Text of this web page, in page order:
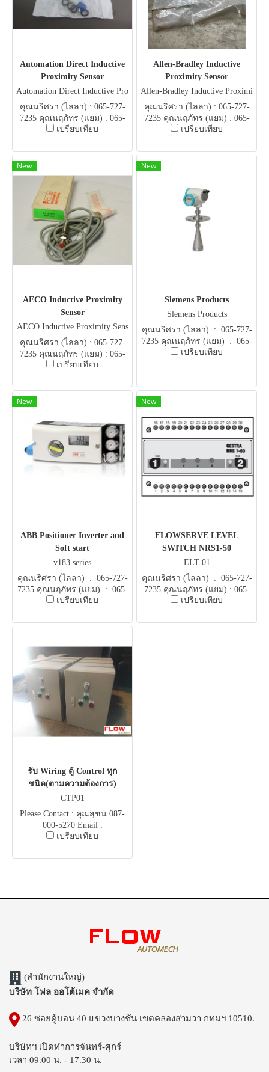
Automation Direct Inductive
Proximity Sensor
Automation Direct Inductive Pro
ximity Sensor
คุณนริศรา (ไลลา) : 065-727-
7235 คุณนฤภัทร (แยม) : 065-
051-5951 E-mail .
เปรียบเทียบ
Allen-Bradley Inductive
Proximity Sensor
Allen-Bradley Inductive Proximi
ty Sensor
คุณนริศรา (ไลลา) : 065-727-
7235 คุณนฤภัทร (แยม) : 065-
051-5951 E-mail .
เปรียบเทียบ
New
AECO Inductive Proximity
Sensor
AECO Inductive Proximity Sens
คุณนริศรา (ไลลา) : 065-727-
7235 คุณนฤภัทร (แยม) : 065-
051-5951 E-mail .
เปรียบเทียบ
New
Slemens Products
Slemens Products
คุณนริศรา (ไลลา) : 065-727-
7235 คุณนฤภัทร (แยม) : 065-
051-5951 E-mail .
เปรียบเทียบ
New
ABB Positioner Inverter and
Soft start
v183 series
คุณนริศรา (ไลลา) : 065-727-
7235 คุณนฤภัทร (แยม) : 065-
051-5951 E-mail .
เปรียบเทียบ
New
FLOWSERVE LEVEL
SWITCH NRS1-50
ELT-01
คุณนริศรา (ไลลา) : 065-727-
7235 คุณนฤภัทร (แยม) : 065-
051-5951 E-mail .
เปรียบเทียบ
รับ Wiring ตู้ Control ทุก
ชนิด(ตามความต้องการ)
CTP01
Please Contact : คุณสุชน 087-
000-5270 Email :
flowautomech@gmail.com
เปรียบเทียบ
(สำนักงานใหญ่)
บริษัท โฟล ออโต้เมค จำกัด
26 ซอยคู้บอน 40 แขวงบางชัน เขตคลองสามวา กทมฯ 10510.
บริษัทฯ เปิดทำการจันทร์-ศุกร์
เวลา 09.00 น. - 17.30 น.